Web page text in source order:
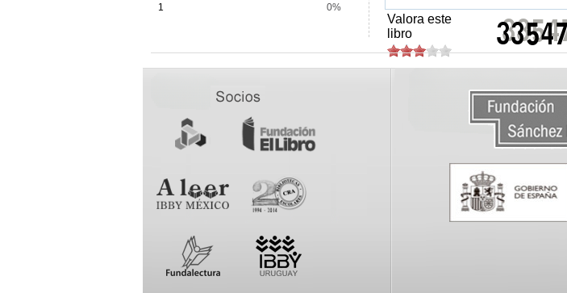
1
0%
Valora este
libro